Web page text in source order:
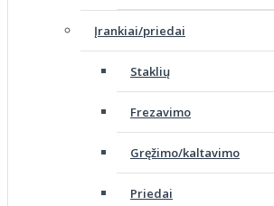
Įrankiai/priedai
Staklių
Frezavimo
Gręžimo/kaltavimo
Priedai